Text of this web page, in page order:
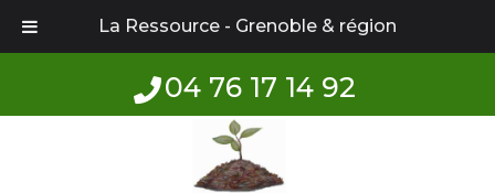
La Ressource - Grenoble & région
04 76 17 14 92